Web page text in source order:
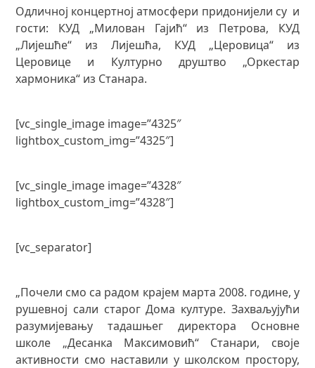
Одличној концертној атмосфери придонијели су и
гости: КУД „Милован Гајић“ из Петрова, КУД
„Лијешће“ из Лијешћа, КУД „Церовица“ из
Церовице и Културно друштво „Оркестар
хармоника“ из Станара.
[vc_single_image image=”4325″
lightbox_custom_img=”4325″]
[vc_single_image image=”4328″
lightbox_custom_img=”4328″]
[vc_separator]
„Почели смо са радом крајем марта 2008. године, у
рушевној сали старог Дома културе. Захваљујући
разумијевању тадашњег директора Основне
школе „Десанка Максимовић“ Станари, своје
активности смо наставили у школском простору,